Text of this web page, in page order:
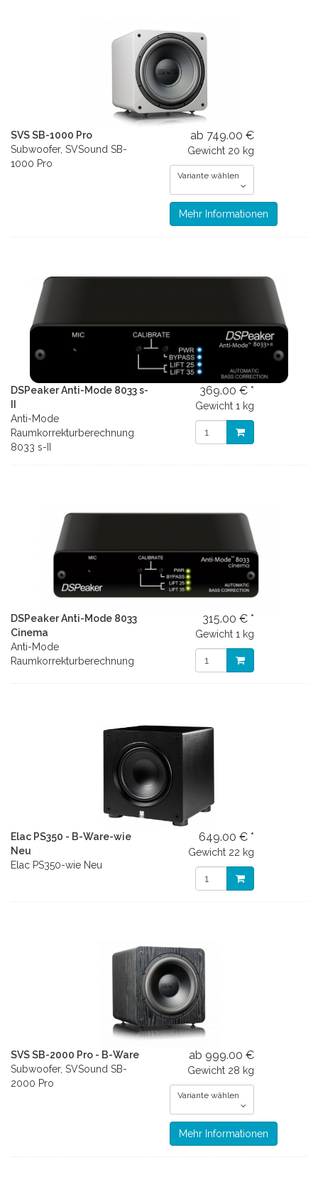
SVS SB-1000 Pro
Subwoofer, SVSound SB-
1000 Pro
ab 749.00 €
Gewicht 20 kg
Variante wählen
Mehr Informationen
DSPeaker Anti-Mode 8033 s-
Anti-Mode
Raumkorrekturberechnung
8033 s-II
369.00 € *
Gewicht 1 kg
DSPeaker Anti-Mode 8033
Cinema
Anti-Mode
Raumkorrekturberechnung
315.00 € *
Gewicht 1 kg
Elac PS350 - B-Ware-wie
Neu
Elac PS350-wie Neu
649.00 € *
Gewicht 22 kg
SVS SB-2000 Pro - B-Ware
Subwoofer, SVSound SB-
2000 Pro
ab 999.00 €
Gewicht 28 kg
Variante wählen
Mehr Informationen